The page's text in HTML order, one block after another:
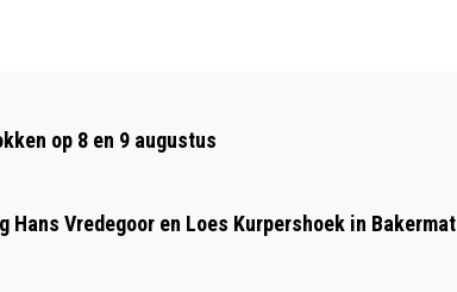
OP DE
HOLLANDSE HACHEE
op 8 en 9 augustus
Hans Vredegoor en Loes Kurpershoek in Bakermat